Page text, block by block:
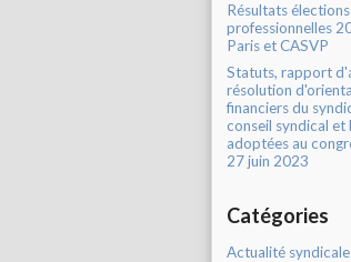
Résultats élections
professionnelles
Paris et CASVP
Statuts, rapport
résolution
financiers du
conseil syndical et
adoptées au
27 juin 2023
Catégories
Actualité syndicale